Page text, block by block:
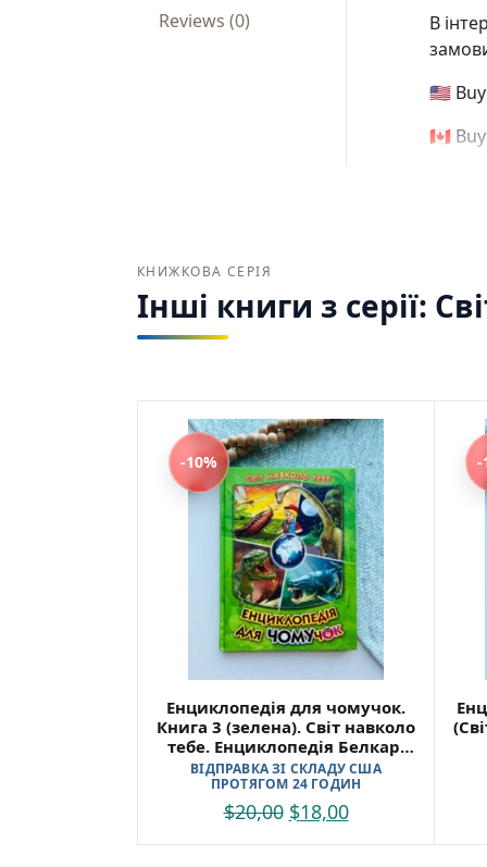
Reviews (0)
В
🇺🇸
🇨🇦
КНИЖКОВА СЕРІЯ
Інші книги з серії:
-10%
Енциклопедія для чомучок.
Книга 3 (зелена). Світ навколо
тебе. Енциклопедія Белкар-
книга –
ВІДПРАВКА ЗІ СКЛАДУ США
ПРОТЯГОМ 24 ГОДИН
$20,00 $18,00
-